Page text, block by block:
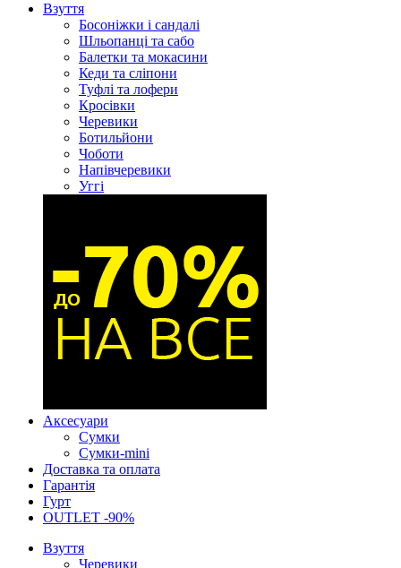
Взуття
Босоніжки і сандалі
Шльопанці та сабо
Балетки та мокасини
Кеди та сліпони
Туфлі та лофери
Кросівки
Черевики
Ботильйони
Чоботи
Напівчеревики
Уггі
Аксесуари
Сумки
Сумки-mini
Доставка та оплата
Гарантія
Гурт
OUTLET -90%
Взуття
Черевики